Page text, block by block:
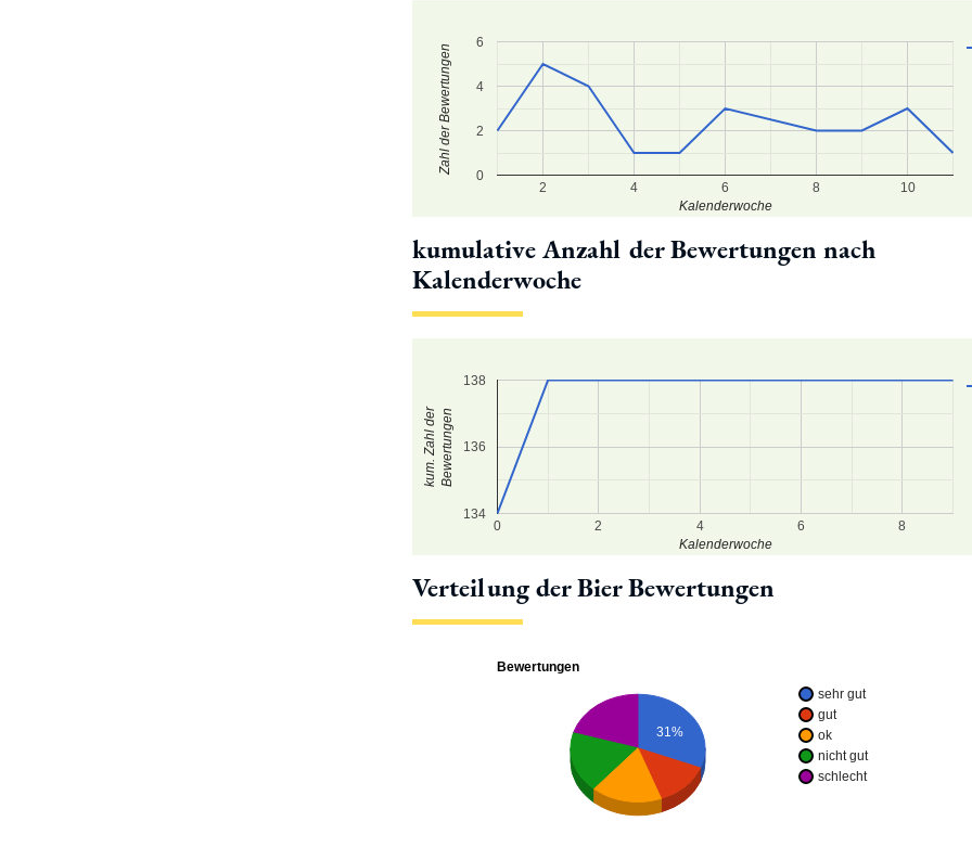
2 4 6 8 10
0
2
4
6
Kalenderwoche
Zahl der Bewertungen
kumulative Anzahl der Bewertungen nach
Kalenderwoche
0 2 4 6 8
134
136
138
Kalenderwoche
kum. Zahl derBewertungen
Verteilung der Bier Bewertungen
Bewertungen
sehr gut
gut
ok
nicht gut
schlecht
31%